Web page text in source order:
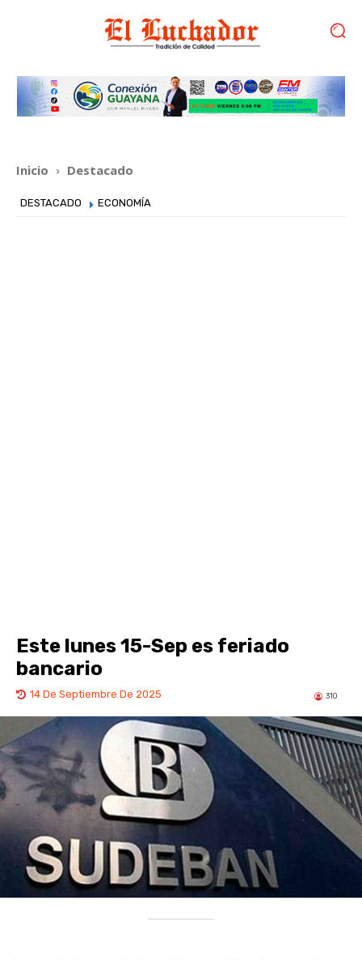
Inicio Destacado
DESTACADO ECONOMÍA
Este lunes 15-Sep es feriado
bancario
14 De Septiembre De 2025 310